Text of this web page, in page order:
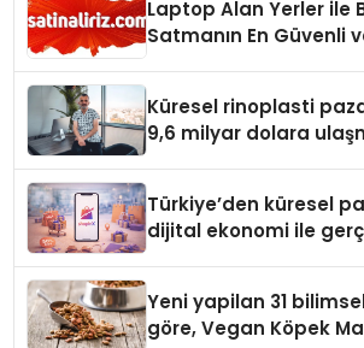
Laptop Alan Yerler ile
Satmanın En Güvenli
Küresel rinoplasti
9,6 milyar dolara
Türkiye’den küresel
dijital ekonomi ile
Yeni yapilan 31
göre, Vegan Köpek